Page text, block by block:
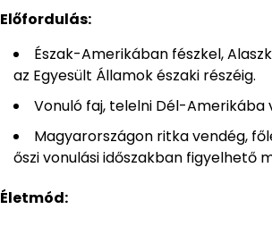
Előfordulás:
Észak-Amerikában fészkel,
az Egyesült Államok északi részéig.
Vonuló faj, telelni Dél-Amerikába
Magyarországon ritka vendég,
őszi vonulási időszakban figyelhető
Életmód: